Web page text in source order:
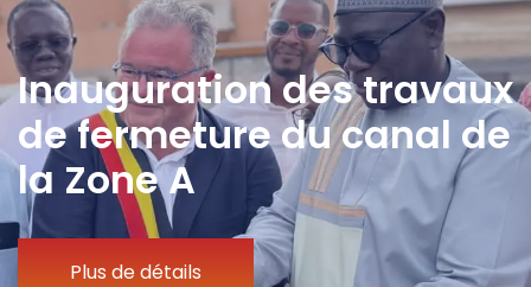
Inauguration des travaux
de fermeture du canal de
la Zone A
Plus de détails